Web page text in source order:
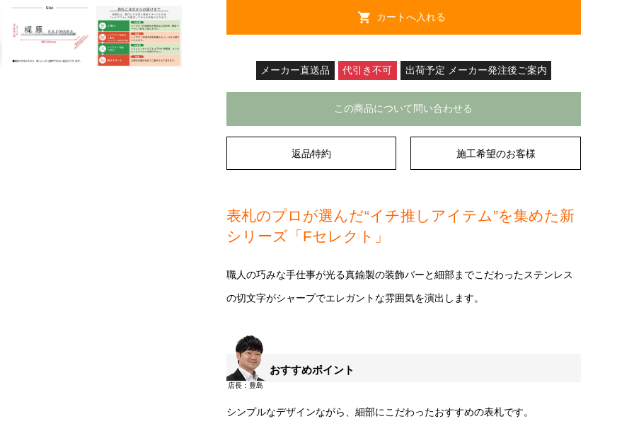
メーカー直送品 代引き不可 出荷予定 メーカー発注後ご案内
この商品について問い合わせる
返品特約 施工希望のお客様
表札のプロが選んだ“イチ推しアイテム”を集めた新
シリーズ「Fセレクト」
職人の巧みな手仕事が光る真鍮製の装飾バーと細部までこだわったステンレス
の切文字がシャープでエレガントな雰囲気を演出します。
おすすめポイント
シンプルなデザインながら、細部にこだわったおすすめの表札です。